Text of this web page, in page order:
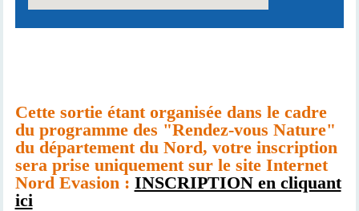
Cette sortie étant organisée dans le cadre
du programme des "Rendez-vous Nature"
du département du Nord, votre inscription
sera prise uniquement sur le site Internet
Nord Evasion : INSCRIPTION en cliquant
ici